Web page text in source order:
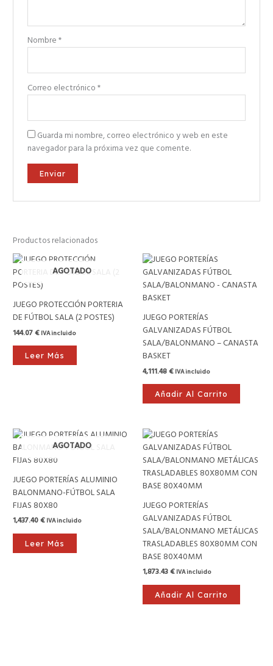
Nombre*
Correo electrónico*
Guarda mi nombre, correo electrónico y web en este
navegador para la próxima vez que comente.
Productos relacionados
AGOTADO
JUEGO PROTECCIÓN PORTERIA
DE FÚTBOL SALA (2 POSTES)
144.07€ IVA incluido
Leer Más
JUEGO PORTERÍAS
GALVANIZADAS FÚTBOL
SALA/BALONMANO – CANASTA
BASKET
4,111.48€ IVA incluido
Añadir Al Carrito
AGOTADO
JUEGO PORTERÍAS ALUMINIO
BALONMANO-FÚTBOL SALA
FIJAS 80X80
1,437.40€ IVA incluido
Leer Más
JUEGO PORTERÍAS
GALVANIZADAS FÚTBOL
SALA/BALONMANO METÁLICAS
TRASLADABLES 80X80MM CON
BASE 80X40MM
1,873.43€ IVA incluido
Añadir Al Carrito